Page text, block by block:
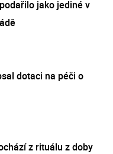
jako jediné v
dotaci na péči o
z rituálu z doby